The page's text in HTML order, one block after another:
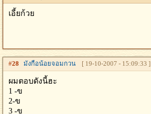
เอี้ยก้วย
#28 มังกือน้อยจอมกวน [ 19-10-2007 - 15:09:33 ]
ผมตอบดังนี้ฮะ
1 -ข
2-ข
3 -ข